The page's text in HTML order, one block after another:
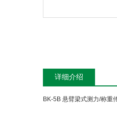
详细介绍
BK-5B 悬臂梁式测力/称重